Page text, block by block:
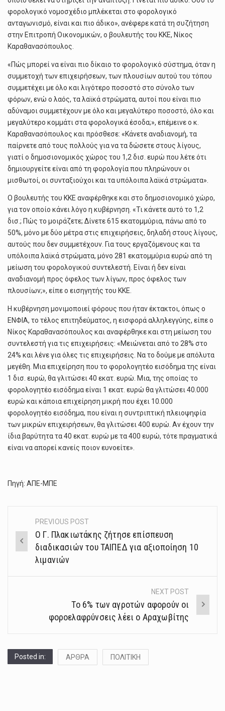
φορολογικό νομοσχέδιο μπλέκεται στο φορολογικό
ανταγωνισμό, είναι και πιο άδικο», ανέφερε κατά τη συζήτηση
στην Επιτροπή Οικονομικών, ο βουλευτής του ΚΚΕ, Νίκος
Καραθανασόπουλος.
«Πώς μπορεί να είναι πιο δίκαιο το φορολογικό σύστημα, όταν η
συμμετοχή των επιχειρήσεων, των πλουσίων αυτού του τόπου
συμμετέχει με όλο και λιγότερο ποσοστό στο σύνολο των
φόρων, ενώ ο λαός, τα λαϊκά στρώματα, αυτοί που είναι πιο
αδύναμοι συμμετέχουν με όλο και μεγαλύτερο ποσοστό, όλο και
μεγαλύτερο κομμάτι στα φορολογικά έσοδα;», επέμεινε ο κ.
Καραθανασόπουλος και πρόσθεσε: «Kάνετε αναδιανομή, τα
παίρνετε από τους πολλούς για να τα δώσετε στους λίγους,
γιατί ο δημοσιονομικός χώρος του 1,2 δισ. ευρώ που λέτε ότι
δημιουργείτε είναι από τη φορολογία που πληρώνουν οι
μισθωτοί, οι συνταξιούχοι και τα υπόλοιπα λαϊκά στρώματα».
Ο βουλευτής του ΚΚΕ αναφέρθηκε και στο δημοσιονομικό χώρο,
για τον οποίο κάνει λόγο η κυβέρνηση. «Τι κάνετε αυτό το 1,2
δισ.; Πώς το μοιράζετε; Δίνετε 615 εκατομμύρια, πάνω από το
50%, μόνο με δύο μέτρα στις επιχειρήσεις, δηλαδή στους λίγους,
αυτούς που δεν συμμετέχουν. Για τους εργαζόμενους και τα
υπόλοιπα λαϊκά στρώματα, μόνο 281 εκατομμύρια ευρώ από τη
μείωση του φορολογικού συντελεστή. Είναι ή δεν είναι
αναδιανομή προς όφελος των λίγων, προς όφελος των
πλουσίων;», είπε ο εισηγητής του ΚΚΕ.
Η κυβέρνηση μονιμοποιεί φόρους που ήταν έκτακτοι, όπως ο
ΕΝΦΙΑ, το τέλος επιτηδεύματος, η εισφορά αλληλεγγύης, είπε ο
Νίκος Καραθανασόπουλος και αναφέρθηκε και στη μείωση του
συντελεστή για τις επιχειρήσεις: «Μειώνεται από το 28% στο
24% και λένε για όλες τις επιχειρήσεις. Να το δούμε με απόλυτα
μεγέθη. Μια επιχείρηση που το φορολογητέο εισόδημα της είναι
1 δισ. ευρώ, θα γλιτώσει 40 εκατ. ευρώ. Μια, της οποίας το
φορολογητέο εισόδημα είναι 1 εκατ. ευρώ θα γλιτώσει 40.000
ευρώ και κάποια επιχείρηση μικρή που έχει 10.000
φορολογητέο εισόδημα, που είναι η συντριπτική πλειοψηφία
των μικρών επιχειρήσεων, θα γλιτώσει 400 ευρώ. Αν έχουν την
ίδια βαρύτητα τα 40 εκατ. ευρώ με τα 400 ευρώ, τότε πραγματικά
είναι να απορεί κανείς ποιον ευνοείτε».
Πηγή: ΑΠΕ-ΜΠΕ
Post
navigation
PREVIOUS POST
Ο Γ. Πλακιωτάκης ζήτησε επίσπευση
διαδικασιών του ΤΑΙΠΕΔ για αξιοποίηση 10
λιμανιών
NEXT POST
To 6% των αγροτών αφορούν οι
φοροελαφρύνσεις λέει ο Αραχωβίτης
Posted in: ΑΡΘΡΑ ΠΟΛΙΤΙΚΗ